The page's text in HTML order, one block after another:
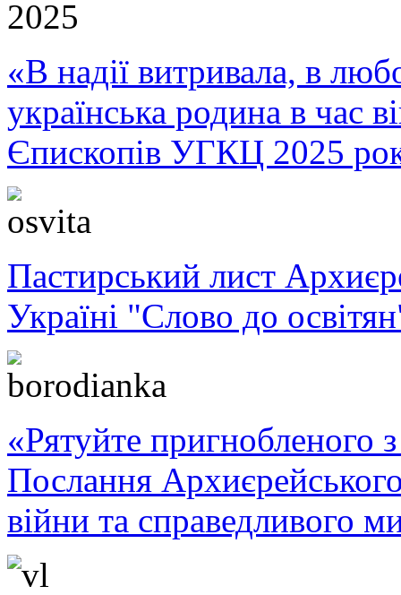
«В надії витривала, в
українська родина в час
Єпископів УГКЦ 2025
Пастирський лист
Україні "Слово до
«Рятуйте пригнобленого
Послання
війни та справедливого